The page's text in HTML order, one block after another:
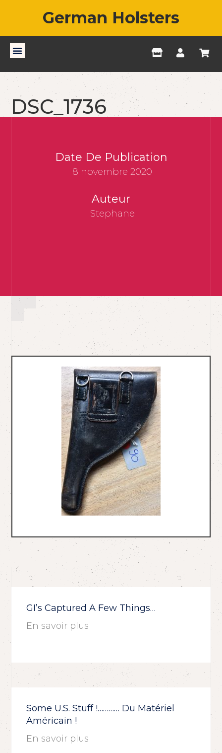
German Holsters
DSC_1736
Date De Publication
8 novembre 2020
Auteur
Stephane
GI’s Captured A Few Things…
En savoir plus
Some U.S. Stuff !………… Du Matériel
Américain !
En savoir plus